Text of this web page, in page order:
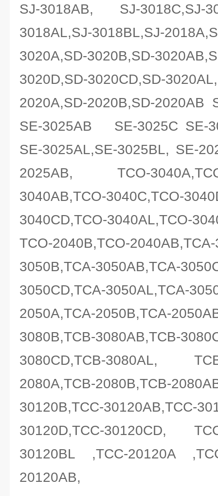
SJ-3018AB, SJ-3018C,SJ-
3018AL,SJ-3018BL,SJ-
3020A,SD-3020B,SD-
3020D,SD-3020CD,SD-
2020A,SD-2020B,SD-2020AB
SE-3025AB SE-3025C SE-
SE-3025AL,SE-3025BL, SE-
2025AB, TCO-
3040AB,TCO-3040C,TCO-
3040CD,TCO-3040AL,TCO-
TCO-2040B,TCO-
3050B,TCA-3050AB,TCA-
3050CD,TCA-3050AL,TCA-
2050A,TCA-2050B,TCA-
3080B,TCB-3080AB,TCB-
3080CD,TCB-3080AL,
2080A,TCB-2080B,TCB-
30120B,TCC-30120AB,TCC-
30120D,TCC-30120CD,
30120BL ,TCC-20120A
20120AB,